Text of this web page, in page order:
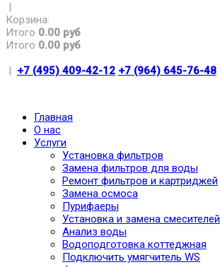
|
Корзина:
Итого 0.00 руб
Итого 0.00 руб
| +7 (495) 409-42-12 +7 (964) 645-76-48
Главная
О нас
Услуги
Установка фильтров
Замена фильтров для воды
Ремонт фильтров и картриджей
Замена осмоса
Пурифаеры
Установка и замена смесителей
Анализ воды
Водоподготовка коттеджная
Подключить умягчитель WS